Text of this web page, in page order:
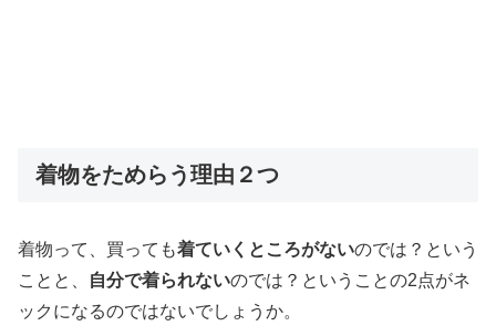
着物をためらう理由２つ
着物って、買っても着ていくところがないのでは？という
ことと、
自分で着られないのでは？ということの2点がネ
ックになるのではないでしょうか。